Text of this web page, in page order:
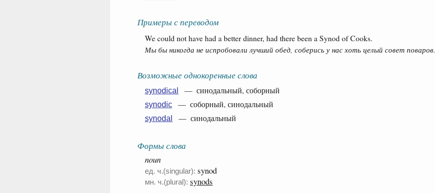
Примеры с переводом
We could not have had a better dinner, had there been a Synod of Cooks.
Мы бы никогда не испробовали лучший обед, соберись у нас хоть целый совет поваров.
Возможные однокоренные слова
synodical — синодальный, соборный
synodic — соборный, синодальный
synodal — синодальный
Формы слова
noun
ед. ч.(singular): synod
мн. ч.(plural): synods